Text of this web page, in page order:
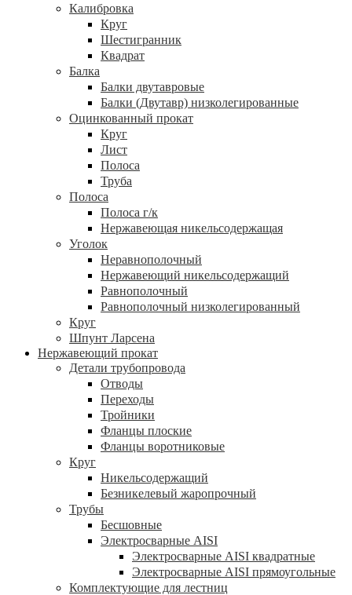
Калибровка
Круг
Шестигранник
Квадрат
Балка
Балки двутавровые
Балки (Двутавр) низколегированные
Оцинкованный прокат
Круг
Лист
Полоса
Труба
Полоса
Полоса г/к
Нержавеющая никельсодержащая
Уголок
Неравнополочный
Нержавеющий никельсодержащий
Равнополочный
Равнополочный низколегированный
Круг
Шпунт Ларсена
Нержавеющий прокат
Детали трубопровода
Отводы
Переходы
Тройники
Фланцы плоские
Фланцы воротниковые
Круг
Никельсодержащий
Безникелевый жаропрочный
Трубы
Бесшовные
Электросварные AISI
Электросварные AISI квадратные
Электросварные AISI прямоугольные
Комплектующие для лестниц